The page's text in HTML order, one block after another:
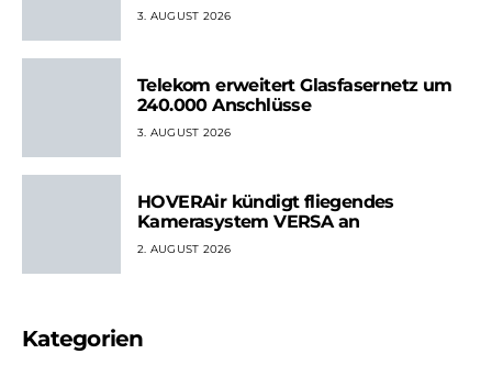
3. AUGUST 2026
Telekom erweitert Glasfasernetz um
240.000 Anschlüsse
3. AUGUST 2026
HOVERAir kündigt fliegendes
Kamerasystem VERSA an
2. AUGUST 2026
Kategorien